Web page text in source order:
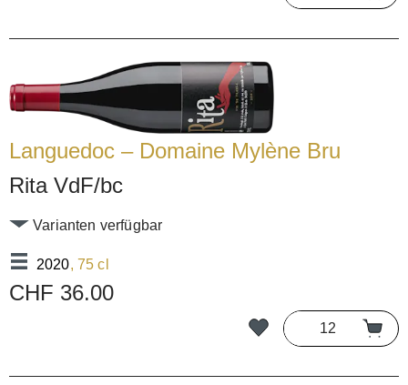
Languedoc – Domaine Mylène Bru
Rita VdF/bc
2020, 75 cl
Varianten verfügbar
CHF 36.00